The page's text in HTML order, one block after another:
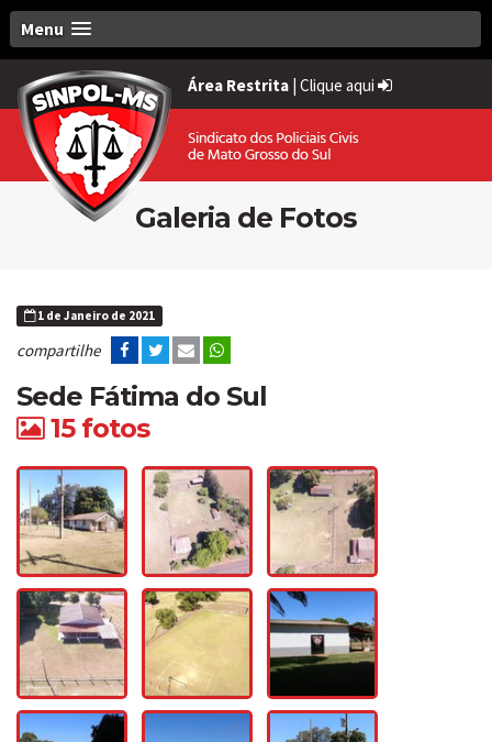
Menu
Área Restrita | Clique aqui
Galeria de Fotos
1 de Janeiro de 2021
compartilhe
Sede Fátima do Sul
15 fotos